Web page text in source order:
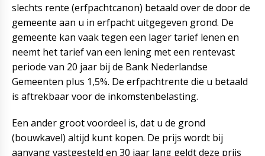
slechts rente (erfpachtcanon) betaald over de door de
gemeente aan u in erfpacht uitgegeven grond. De
gemeente kan vaak tegen een lager tarief lenen en
neemt het tarief van een lening met een rentevast
periode van 20 jaar bij de Bank Nederlandse
Gemeenten plus 1,5%. De erfpachtrente die u betaald
is aftrekbaar voor de inkomstenbelasting.
Een ander groot voordeel is, dat u de grond
(bouwkavel) altijd kunt kopen. De prijs wordt bij
aanvang vastgesteld en 30 jaar lang geldt deze prijs